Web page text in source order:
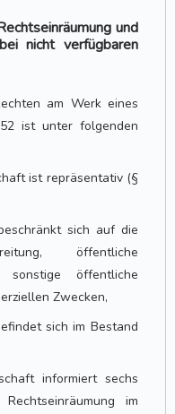
und
nicht verfügbaren
am Werk eines
ist unter folgenden
ist repräsentativ (§
sich auf die
öffentliche
sonstige öffentliche
Zwecken,
sich im Bestand
informiert sechs
im